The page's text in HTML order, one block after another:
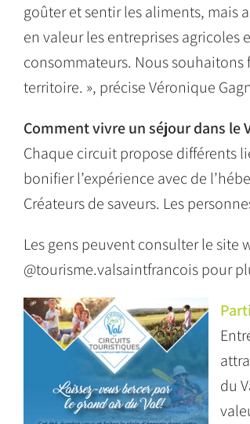
goûter et sentir les aliments, mais
en valeur les entreprises
consommateurs. Nous souhaitons
territoire. », précise Véronique
Comment vivre un séjour dans le
Chaque circuit propose différents
bonifier l’expérience avec de
Créateurs de saveurs. Les
Les gens peuvent consulter le
@tourisme.valsaintfrancois pour
du